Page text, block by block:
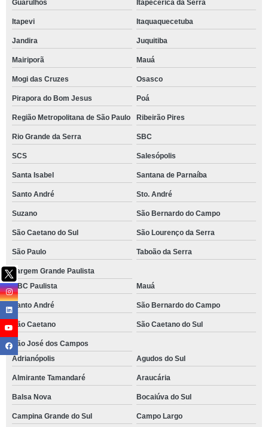
Guarulhos Itapecerica da Serra
Itapevi Itaquaquecetuba
Jandira Juquitiba
Mairiporã Mauá
Mogi das Cruzes Osasco
Pirapora do Bom Jesus Poá
Região Metropolitana de São Paulo Ribeirão Pires
Rio Grande da Serra SBC
SCS Salesópolis
Santa Isabel Santana de Parnaíba
Santo André Sto. André
Suzano São Bernardo do Campo
São Caetano do Sul São Lourenço da Serra
São Paulo Taboão da Serra
Vargem Grande Paulista
ABC Paulista
Mauá
Santo André São Bernardo do Campo
São Caetano São Caetano do Sul
São José dos Campos
Adrianópolis
Agudos do Sul
Almirante Tamandaré Araucária
Balsa Nova Bocaiúva do Sul
Campina Grande do Sul Campo Largo